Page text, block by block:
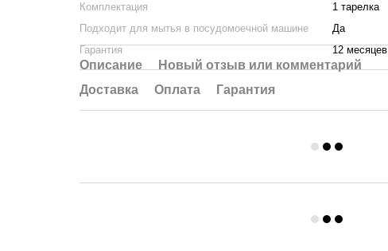
Комплектация
1 тарелка
Подходит для мытья в посудомоечной машине
Да
Гарантия
12 месяцев
Описание
Новый отзыв или комментарий
Доставка
Оплата Гарантия